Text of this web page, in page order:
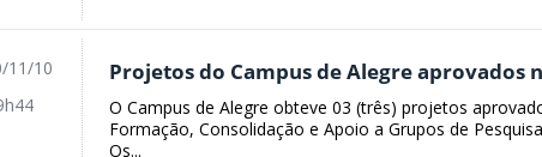
Projetos do Campus de Alegre aprovados
O Campus de Alegre obteve 03 (três) projetos
Formação, Consolidação e Apoio a Grupos de
Os...
11/10